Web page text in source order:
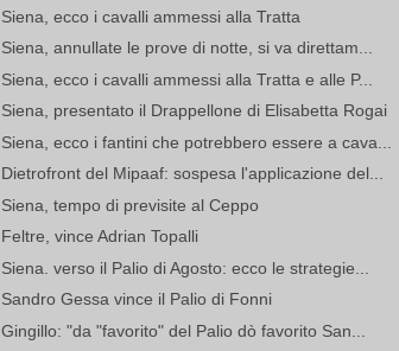
Siena, ecco i cavalli ammessi alla Tratta
Siena, annullate le prove di notte, si va direttam...
Siena, ecco i cavalli ammessi alla Tratta e alle P...
Siena, presentato il Drappellone di Elisabetta Rogai
Siena, ecco i fantini che potrebbero essere a cava...
Dietrofront del Mipaaf: sospesa l'applicazione del...
Siena, tempo di previsite al Ceppo
Feltre, vince Adrian Topalli
Siena. verso il Palio di Agosto: ecco le strategie...
Sandro Gessa vince il Palio di Fonni
Gingillo: "da "favorito" del Palio dò favorito San...